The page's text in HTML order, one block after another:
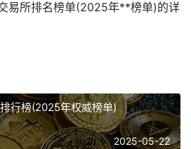
易所排名榜单(2025年**榜单)的详
行榜(2025年权威榜单)
2025-05-22